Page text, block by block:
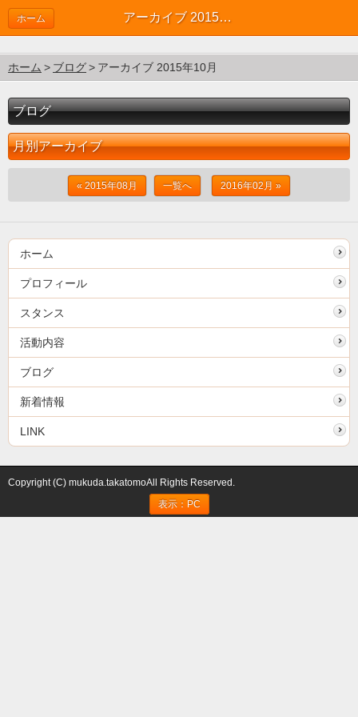
アーカイブ 2015年10月 | ブログ
ホーム
ホーム ブログ アーカイブ 2015年10月
ブログ
月別アーカイブ
« 2015年08月 一覧へ 2016年02月 »
ホーム
プロフィール
スタンス
活動内容
ブログ
新着情報
LINK
Copyright (C) mukuda.takatomoAll Rights Reserved.
表示：PC